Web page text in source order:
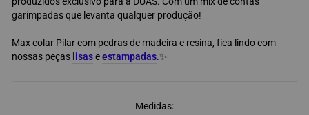
garimpadas que levanta qualquer produção!
Max colar Pilar com pedras de madeira e resina, fica lindo com
nossas peças lisaseestampadas.✨
Medidas: